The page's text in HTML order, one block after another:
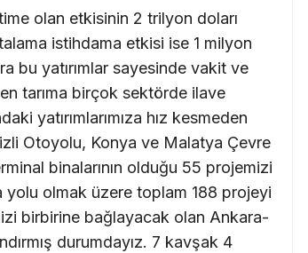
olan etkisinin 2 trilyon doları
istihdama etkisi ise 1 milyon
bu yatırımlar sayesinde vakit ve
tarıma birçok sektörde ilave
yatırımlarımıza hız kesmeden
Otoyolu, Konya ve Malatya Çevre
binalarının olduğu 55 projemizi
yolu olmak üzere toplam 188 projeyi
birbirine bağlayacak olan Ankara-
durumdayız. 7 kavşak 4